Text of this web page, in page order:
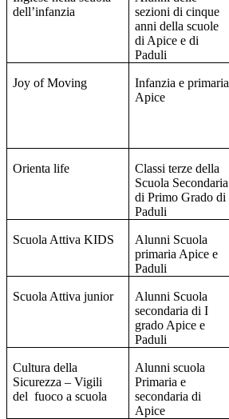
dell’infanzia
sezioni di cinque
anni della scuole
di Apice e di
Paduli
Joy of Moving
Infanzia e primaria
Apice
Orienta life
Classi terze della
Scuola Secondaria
di Primo Grado di
Paduli
Scuola Attiva KIDS
Alunni Scuola
primaria Apice e
Paduli
Scuola Attiva junior
Alunni Scuola
secondaria di I
grado Apice e
Paduli
Cultura della
Sicurezza – Vigili
del fuoco a scuola
Alunni scuola
Primaria e
secondaria di
Apice